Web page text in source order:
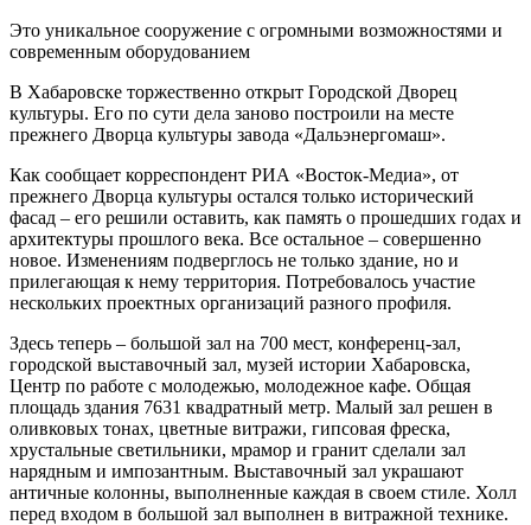
Это уникальное сооружение с огромными возможностями и
современным оборудованием
В Хабаровске торжественно открыт Городской Дворец
культуры. Его по сути дела заново построили на месте
прежнего Дворца культуры завода «Дальэнергомаш».
Как сообщает корреспондент РИА «Восток-Медиа», от
прежнего Дворца культуры остался только исторический
фасад – его решили оставить, как память о прошедших годах и
архитектуры прошлого века. Все остальное – совершенно
новое. Изменениям подверглось не только здание, но и
прилегающая к нему территория. Потребовалось участие
нескольких проектных организаций разного профиля.
Здесь теперь – большой зал на 700 мест, конференц-зал,
городской выставочный зал, музей истории Хабаровска,
Центр по работе с молодежью, молодежное кафе. Общая
площадь здания 7631 квадратный метр. Малый зал решен в
оливковых тонах, цветные витражи, гипсовая фреска,
хрустальные светильники, мрамор и гранит сделали зал
нарядным и импозантным. Выставочный зал украшают
античные колонны, выполненные каждая в своем стиле. Холл
перед входом в большой зал выполнен в витражной технике.